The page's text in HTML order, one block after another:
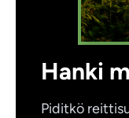
Hanki
Piditkö